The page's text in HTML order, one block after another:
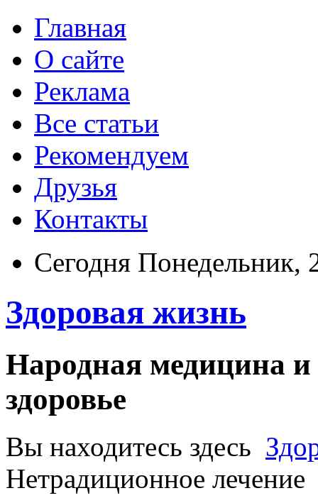
Главная
О сайте
Реклама
Все статьи
Рекомендуем
Друзья
Контакты
Сегодня Понедельник,
Здоровая жизнь
Народная медицина и
здоровье
Вы находитесь здесь
Нетрадиционное лечение